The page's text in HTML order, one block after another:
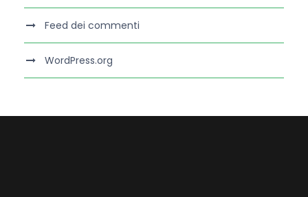
Feed dei commenti
WordPress.org